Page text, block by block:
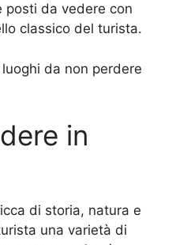
posti da vedere con
classico del turista.
da non perdere
in
di storia, natura e
una varietà di